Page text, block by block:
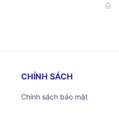
CHÍNH SÁCH
Chính sách bảo mật